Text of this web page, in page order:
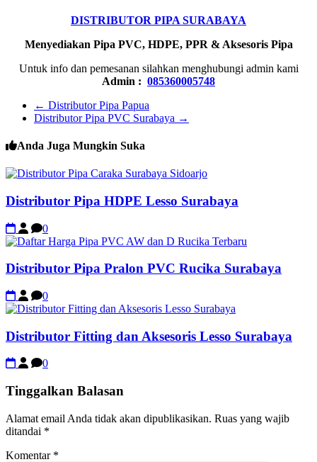
DISTRIBUTOR PIPA SURABAYA
Menyediakan Pipa PVC, HDPE, PPR & Aksesoris Pipa
Untuk info dan pemesanan silahkan menghubungi admin kami
Admin : 085360005748
← Distributor Pipa Papua
Distributor Pipa PVC Surabaya →
Anda Juga Mungkin Suka
Distributor Pipa HDPE Lesso Surabaya
0
Distributor Pipa Pralon PVC Rucika Surabaya
0
Distributor Fitting dan Aksesoris Lesso Surabaya
0
Tinggalkan Balasan
Alamat email Anda tidak akan dipublikasikan. Ruas yang wajib
ditandai *
Komentar *